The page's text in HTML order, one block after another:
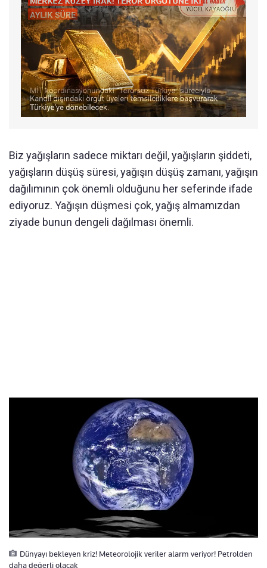
Biz yağışların sadece miktarı değil, yağışların şiddeti,
yağışların düşüş süresi, yağışın düşüş zamanı, yağışın
dağılımının çok önemli olduğunu her seferinde ifade
ediyoruz. Yağışın düşmesi çok, yağış almamızdan
ziyade bunun dengeli dağılması önemli.
Dünyayı bekleyen kriz! Meteorolojik veriler alarm veriyor! Petrolden
daha değerli olacak